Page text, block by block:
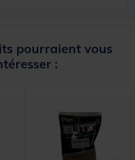
pourraient vous
: